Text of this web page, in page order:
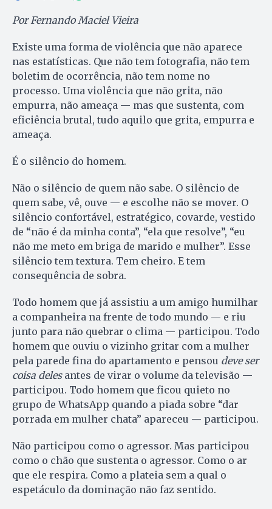
Por Fernando Maciel Vieira
Existe uma forma de violência que não aparece
nas estatísticas. Que não tem fotografia, não tem
boletim de ocorrência, não tem nome no
processo. Uma violência que não grita, não
empurra, não ameaça — mas que sustenta, com
eficiência brutal, tudo aquilo que grita, empurra e
ameaça.
É o silêncio do homem.
Não o silêncio de quem não sabe. O silêncio de
quem sabe, vê, ouve — e escolhe não se mover. O
silêncio confortável, estratégico, covarde, vestido
de “não é da minha conta”, “ela que resolve”, “eu
não me meto em briga de marido e mulher”. Esse
silêncio tem textura. Tem cheiro. E tem
consequência de sobra.
Todo homem que já assistiu a um amigo humilhar
a companheira na frente de todo mundo — e riu
junto para não quebrar o clima — participou. Todo
homem que ouviu o vizinho gritar com a mulher
pela parede fina do apartamento e pensou deve ser
coisa delesantes de virar o volume da televisão —
participou. Todo homem que ficou quieto no
grupo de WhatsApp quando a piada sobre “dar
porrada em mulher chata” apareceu — participou.
Não participou como o agressor. Mas participou
como o chão que sustenta o agressor. Como o ar
que ele respira. Como a plateia sem a qual o
espetáculo da dominação não faz sentido.